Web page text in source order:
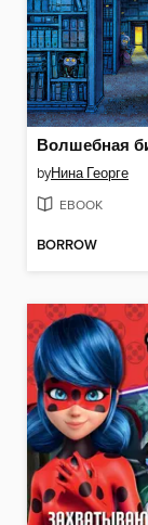
byНина Георге
EBOOK
BORROW